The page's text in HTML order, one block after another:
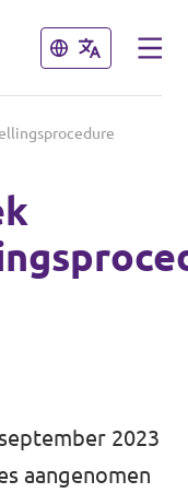
Sluiten
Sluiten
2023
aangenomen